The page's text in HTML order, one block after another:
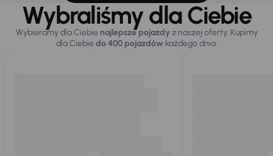
Wybraliśmy dla Ciebie
Wybieramy dla Ciebie najlepsze pojazdy z naszej oferty. Kupimy
dla Ciebiedo 400 pojazdówkażdego dnia.